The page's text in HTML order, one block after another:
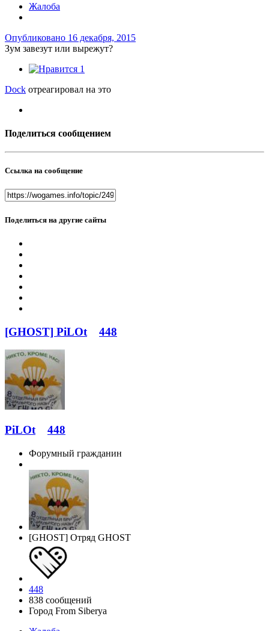
Жалоба
Опубликовано 16 декабря, 2015
Зум завезут или вырежут?
1
Dock отреагировал на это
Поделиться сообщением
Ссылка на сообщение
Поделиться на другие сайты
[GHOST] PiLOt 448
PiLOt 448
Форумный гражданин
[GHOST] Отряд GHOST
448
838 сообщений
Город From Siberya